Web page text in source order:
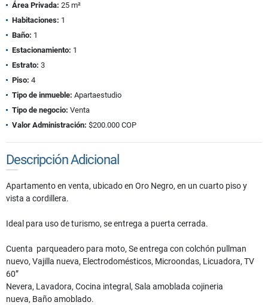
Área Privada: 25 m²
Habitaciones: 1
Baño: 1
Estacionamiento: 1
Estrato: 3
Piso: 4
Tipo de inmueble: Apartaestudio
Tipo de negocio: Venta
Valor Administración: $200.000 COP
Descripción Adicional
Apartamento en venta, ubicado en Oro Negro, en un cuarto piso y
vista a cordillera.
Ideal para uso de turismo, se entrega a puerta cerrada.
Cuenta parqueadero para moto, Se entrega con colchón pullman
nuevo, Vajilla nueva, Electrodomésticos, Microondas, Licuadora, TV
60”
Nevera, Lavadora, Cocina integral, Sala amoblada cojineria
nueva, Baño amoblado.